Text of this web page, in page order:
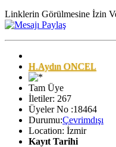
Linklerin Görülmesine İzin
H.Aydın ONCEL
Tam Üye
İletiler: 267
Üyeler No :18464
Durumu:Çevrimdışı
Location: İzmir
Kayıt Tarihi